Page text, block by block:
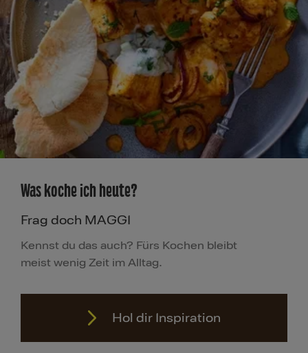
Was koche ich heute?
Frag doch MAGGI
Kennst du das auch? Fürs Kochen bleibt
meist wenig Zeit im Alltag.
Hol dir Inspiration